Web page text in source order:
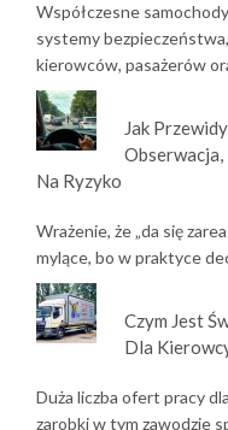
Współczesne
systemy
kierowców, pasażerów
Jak
Na Ryzyko
Wrażenie, że „da się
mylące, bo w praktyce
Czym Jest
Dla
Duża liczba ofert pracy
zarobki w tym zawodzie